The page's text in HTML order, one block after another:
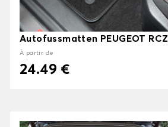
Autofussmatten PEUGEOT RCZ
À partir de
24.49 €